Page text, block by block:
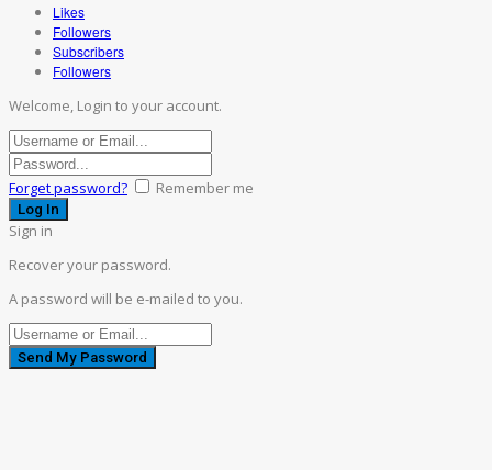
Likes
Followers
Subscribers
Followers
Welcome, Login to your account.
Forget password? Remember me
Sign in
Recover your password.
A password will be e-mailed to you.